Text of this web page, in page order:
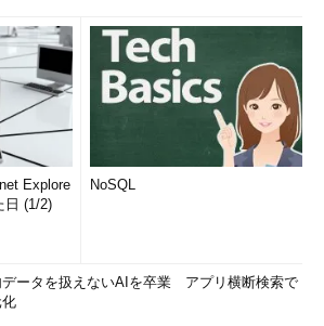
Explore
日 (1/2)
NoSQL
データを扱えないAIを卒業 アプリ横断検索で